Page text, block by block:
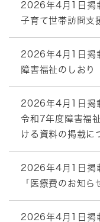
2026年4月1日掲
子育て世帯訪問支
2026年4月1日掲
障害福祉のしおり
2026年4月1日掲
令和7年度障害福
ける資料の掲載に
2026年4月1日掲
「医療費のお知
2026年4月1日掲